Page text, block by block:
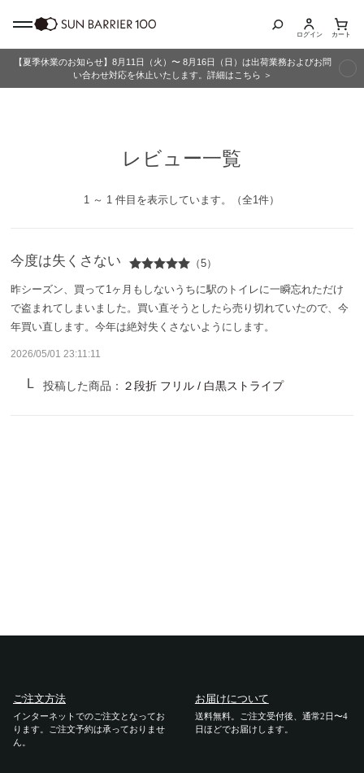
商品カテゴリ
メンズ
キッズ
お客様の声
ログイン カート
【夏季休業のお知らせ】8月11日（火）〜 8月16日（日）は出荷業務およびお問
い合わせ対応を休止いたします。詳細はこちら ＞
レビュー一覧
1 ～ 1 件目を表示しています。（全1件）
今度は失くさない （5）
昨シーズン、買って1ヶ月もしないうちに駅のトイレに一瞬忘れただけ
で盗まれてしまいました。買い直そうとしたら売り切れていたので、今
年買い直します。今年は絶対失くさないようにします。
2026/05/01 23:11:11
投稿した商品： ２段折 フリル / 白黒ストライプ
ご注文方法
インターネットでのご注文となってお
ります。ご注文予約は承っておりませ
ん。
お届けについて
送料無料。ご注文受付後、通常2日〜4
日ほどでお届けします。